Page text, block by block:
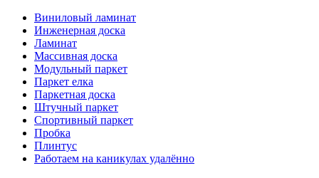
Виниловый ламинат
Инженерная доска
Ламинат
Массивная доска
Модульный паркет
Паркет елка
Паркетная доска
Штучный паркет
Спортивный паркет
Пробка
Плинтус
Работаем на каникулах удалённо